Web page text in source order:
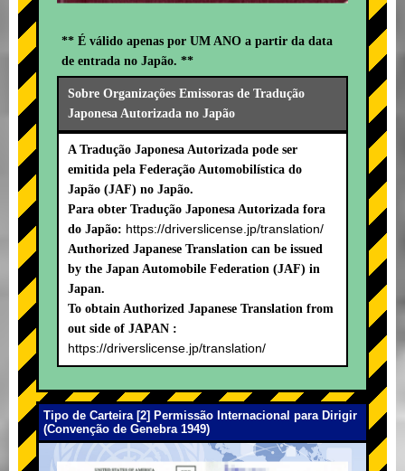
** É válido apenas por UM ANO a partir da data
de entrada no Japão. **
Sobre Organizações Emissoras de Tradução
Japonesa Autorizada no Japão
A Tradução Japonesa Autorizada pode ser
emitida pela Federação Automobilística do
Japão (JAF) no Japão.
Para obter Tradução Japonesa Autorizada fora
do Japão: https://driverslicense.jp/translation/
Authorized Japanese Translation can be issued
by the Japan Automobile Federation (JAF) in
Japan.
To obtain Authorized Japanese Translation from
out side of JAPAN :
https://driverslicense.jp/translation/
Tipo de Carteira [2] Permissão Internacional para Dirigir
(Convenção de Genebra 1949)